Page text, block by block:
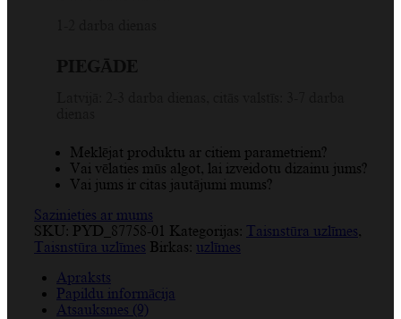
Meklējat produktu ar citiem parametriem?
Vai vēlaties mūs algot, lai izveidotu dizainu jums?
Vai jums ir citas jautājumi mums?
Sazinieties ar mums
SKU: PYD_87758-01 Kategorijas: Taisnstūra uzlīmes,
Taisnstūra uzlīmes Birkas: uzlīmes
Apraksts
Papildu informācija
Atsauksmes (9)